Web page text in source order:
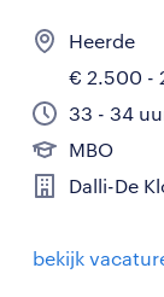
Heerde
€ 2.500 -
33 - 34
MBO
Dalli-De
bekijk